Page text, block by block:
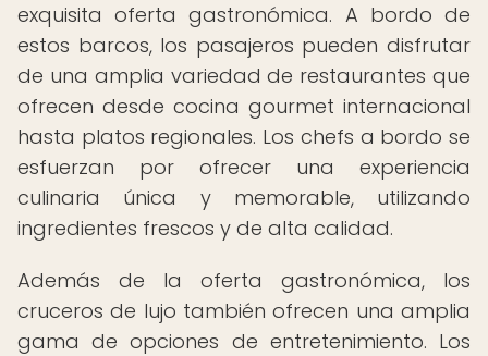
exquisita oferta gastronómica. A bordo de
estos barcos, los pasajeros pueden disfrutar
de una amplia variedad de restaurantes que
ofrecen desde cocina gourmet internacional
hasta platos regionales. Los chefs a bordo se
esfuerzan por ofrecer una experiencia
culinaria única y memorable, utilizando
ingredientes frescos y de alta calidad.
Además de la oferta gastronómica, los
cruceros de lujo también ofrecen una amplia
gama de opciones de entretenimiento. Los